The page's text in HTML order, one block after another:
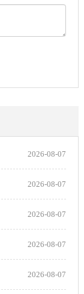
2026-08-07
2026-08-07
2026-08-07
2026-08-07
2026-08-07